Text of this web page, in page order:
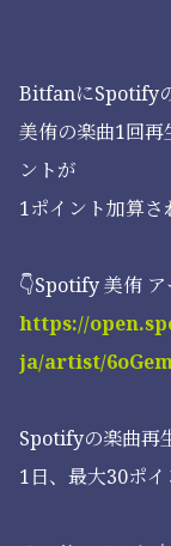
BitfanにSpotify
美侑の楽曲1回
ントが
1ポイント加算さ
👇Spotify 美侑 ア
https://
ja/artist/
Spotifyの楽曲再
1日、最大30ポイ